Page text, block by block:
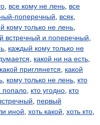
все кому не лень все
поперечный всяк
кому только не лень
встречный и поперечный
каждый кому только не
какой ни на есть
какой приглянется
какой
кому только не лень кто
попало кто угодно кто
первый
иной хоть какой хоть кто